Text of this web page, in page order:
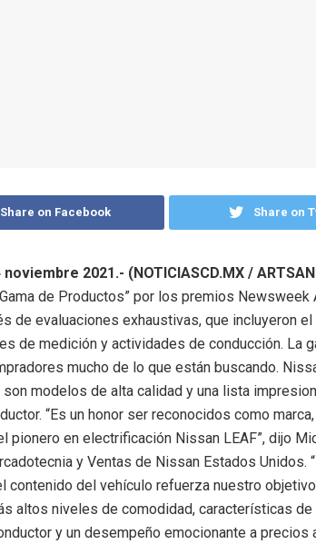
Share on Facebook Share on
2021.- (NOTICIASCD.MX /
de Productos” por los premios Newsweek
de evaluaciones exhaustivas, que incluyeron
de medición y actividades de conducción. La
mucho de lo que están buscando.
modelos de alta calidad y una lista
“Es un honor ser reconocidos como
pionero en electrificación Nissan LEAF”, dijo
y Ventas de Nissan Estados Unidos.
contenido del vehículo refuerza nuestro
altos niveles de comodidad, características de
y un desempeño emocionante a precios